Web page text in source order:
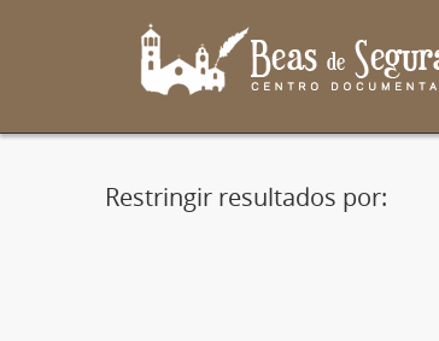
Restringir resultados por: